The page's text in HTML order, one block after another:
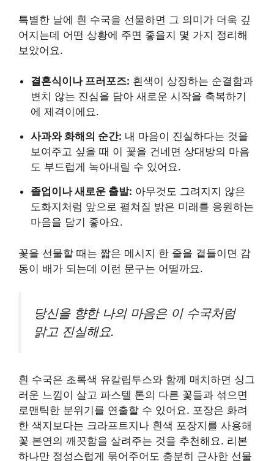
특별한 날에 흰 수국을 선물하면 그 의미가 더욱 깊
어지는데 어떤 상황에 주면 좋을지 몇 가지 정리해
보았어요.
결혼식이나 프러포즈: 흰색이 상징하는 순결함과
변치 않는 진심을 담아 새로운 시작을 축복하기
에 제격이에요.
사과와 화해의 순간: 내 마음이 진실하다는 것을
보여주고 싶을 때 이 꽃을 건네면 상대방의 마음
도 부드럽게 녹아내릴 수 있어요.
졸업이나 새로운 출발: 아무것도 그려지지 않은
도화지처럼 앞으로 펼쳐질 밝은 미래를 응원하는
마음을 담기 좋아요.
꽃을 선물할 때는 짧은 메시지 한 줄을 곁들이면 감
동이 배가 되는데 이런 문구는 어떨까요.
당신을 향한 나의 마음은 이 수국처럼
맑고 진실해요.
흰 수국은 초록색 유칼립투스와 함께 매치하면 싱그
러운 느낌이 살고 파스텔 톤의 다른 꽃들과 섞으면
로맨틱한 분위기를 연출할 수 있어요. 포장은 화려
한 색지보다는 크라프트지나 흰색 포장지를 사용해
꽃 본연의 깨끗함을 살려주는 것을 추천해요. 리본
하나만 정성스럽게 묶어주어도 충분히 근사한 선물